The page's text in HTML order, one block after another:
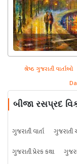
શ્રેષ્ઠ ગુજરાતી વાર્તાઓ
બીજા રસપ્રદ
ગુજરાતી વાર્તા ગુજરાતી
ગુજરાતી પ્રેરક કથા